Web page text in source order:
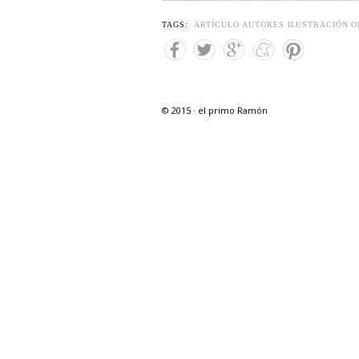
TAGS: ARTÍCULO AUTORES ILUSTRACIÓN
© 2015 · el primo Ramón